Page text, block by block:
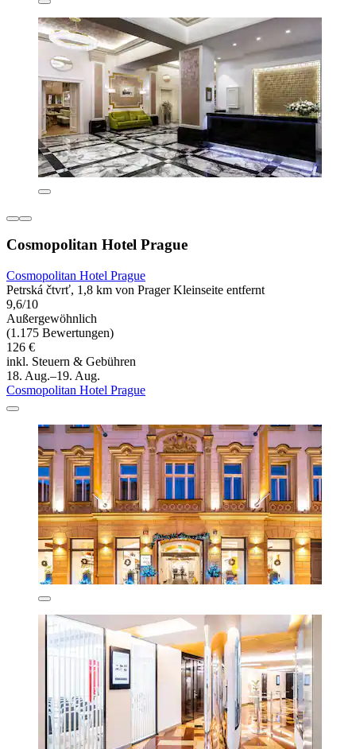
Cosmopolitan Hotel Prague
Cosmopolitan Hotel Prague
Petrská čtvrť, 1,8 km von Prager Kleinseite entfernt
9,6/10
Außergewöhnlich
(1.175 Bewertungen)
126 €
inkl. Steuern & Gebühren
18. Aug.–19. Aug.
Cosmopolitan Hotel Prague